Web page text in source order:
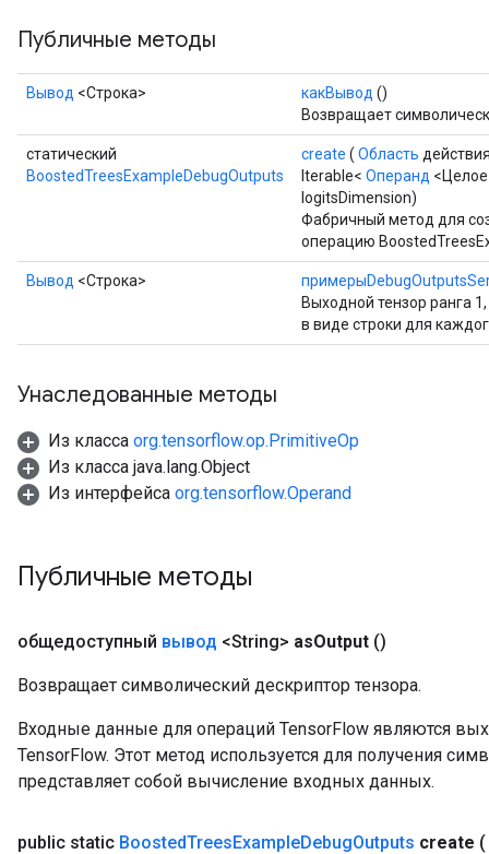
Публичные методы
Вывод <Строка> какВывод ()
Возвращает
статический
BoostedTreesExampleDebugOutputs
create ( Область
Iterable< Операнд
logitsDimension)
Фабричный метод для
операцию
Вывод <Строка>
Выходной тензор ранга
в виде строки для
Унаследованные методы
Из класса org.tensorflow.op.PrimitiveOp
Из класса java.lang.Object
Из интерфейса org.tensorflow.Operand
Публичные методы
общедоступный вывод <String> asOutput ()
Возвращает символический дескриптор тензора.
Входные данные для операций TensorFlow являются
TensorFlow. Этот метод используется для получения
представляет собой вычисление входных данных.
public static BoostedTreesExampleDebugOutputs create (